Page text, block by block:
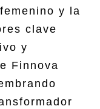
y la
clave
y
Finnova